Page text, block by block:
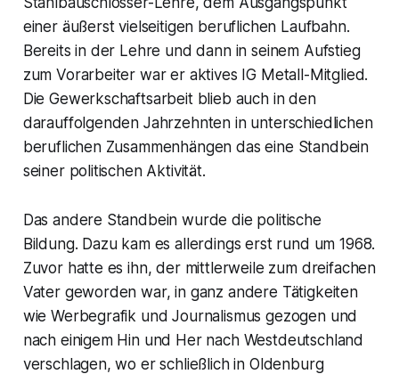
einer äußerst vielseitigen beruflichen Laufbahn.
Bereits in der Lehre und dann in seinem Aufstieg
zum Vorarbeiter war er aktives IG Metall-Mitglied.
Die Gewerkschaftsarbeit blieb auch in den
darauffolgenden Jahrzehnten in unterschiedlichen
beruflichen Zusammenhängen das eine Standbein
seiner politischen Aktivität.
Das andere Standbein wurde die politische
Bildung. Dazu kam es allerdings erst rund um 1968.
Zuvor hatte es ihn, der mittlerweile zum dreifachen
Vater geworden war, in ganz andere Tätigkeiten
wie Werbegrafik und Journalismus gezogen und
nach einigem Hin und Her nach Westdeutschland
verschlagen, wo er schließlich in Oldenburg